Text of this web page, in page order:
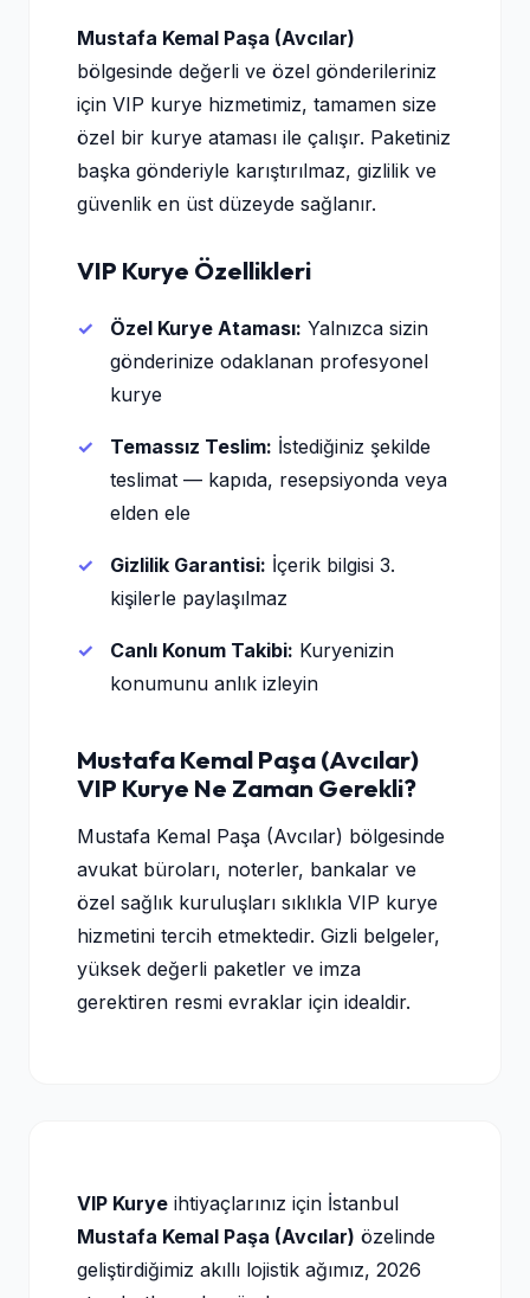
Mustafa Kemal Paşa (Avcılar)
bölgesinde değerli ve özel gönderileriniz
için VIP kurye hizmetimiz, tamamen size
özel bir kurye ataması ile çalışır. Paketiniz
başka gönderiyle karıştırılmaz, gizlilik ve
güvenlik en üst düzeyde sağlanır.
VIP Kurye Özellikleri
Özel Kurye Ataması: Yalnızca sizin
gönderinize odaklanan profesyonel
kurye
Temassız Teslim: İstediğiniz şekilde
teslimat — kapıda, resepsiyonda veya
elden ele
Gizlilik Garantisi: İçerik bilgisi 3.
kişilerle paylaşılmaz
Canlı Konum Takibi: Kuryenizin
konumunu anlık izleyin
Mustafa Kemal Paşa (Avcılar)
VIP Kurye Ne Zaman Gerekli?
Mustafa Kemal Paşa (Avcılar) bölgesinde
avukat büroları, noterler, bankalar ve
özel sağlık kuruluşları sıklıkla VIP kurye
hizmetini tercih etmektedir. Gizli belgeler,
yüksek değerli paketler ve imza
gerektiren resmi evraklar için idealdir.
VIP Kurye ihtiyaçlarınız için İstanbul
Mustafa Kemal Paşa (Avcılar) özelinde
geliştirdiğimiz akıllı lojistik ağımız, 2026